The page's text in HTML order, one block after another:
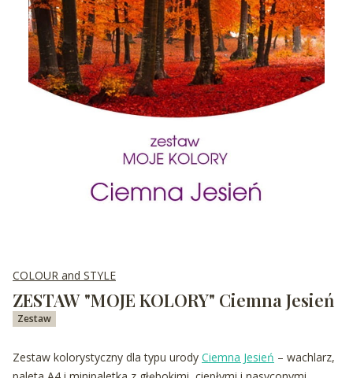
COLOUR and STYLE
ZESTAW "MOJE KOLORY" Ciemna Jesień
Zestaw
Zestaw kolorystyczny dla typu urody Ciemna Jesień – wachlarz,